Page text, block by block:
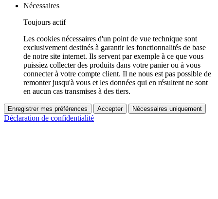
Nécessaires
Toujours actif
Les cookies nécessaires d'un point de vue technique sont
exclusivement destinés à garantir les fonctionnalités de base
de notre site internet. Ils servent par exemple à ce que vous
puissiez collecter des produits dans votre panier ou à vous
connecter à votre compte client. Il ne nous est pas possible de
remonter jusqu'à vous et les données qui en résultent ne sont
en aucun cas transmises à des tiers.
Enregistrer mes préférences Accepter Nécessaires uniquement
Déclaration de confidentialité